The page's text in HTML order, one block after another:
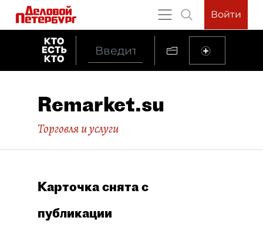
Войти
Remarket.su
Торговля и услуги
Карточка снята с
публикации